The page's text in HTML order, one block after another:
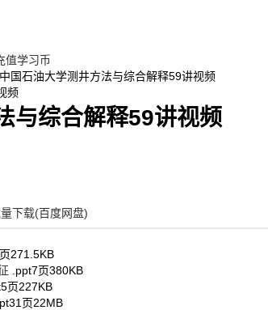
值学习币
国石油大学测井方法与综合解释59讲视频
与综合解释59讲视频
下载(百度网盘)
271.5KB
.ppt7页380KB
5页227KB
31页22MB